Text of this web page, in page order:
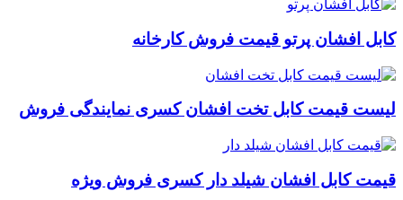
کابل افشان پرتو قیمت فروش کارخانه
لیست قیمت کابل تخت افشان کسری نمایندگی فروش
قیمت کابل افشان شیلد دار کسری فروش ویژه